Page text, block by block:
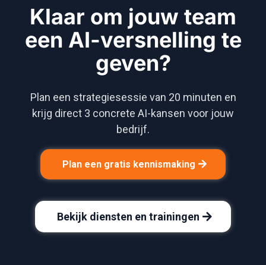
Klaar om jouw team
een AI-versnelling te
geven?
Plan een strategiesessie van 20 minuten en
krijg direct 3 concrete AI-kansen voor jouw
bedrijf.
Plan een gratis kennismaking
Bekijk diensten en trainingen